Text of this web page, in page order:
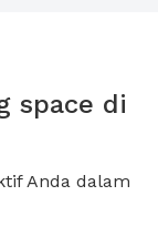
space di
Anda dalam